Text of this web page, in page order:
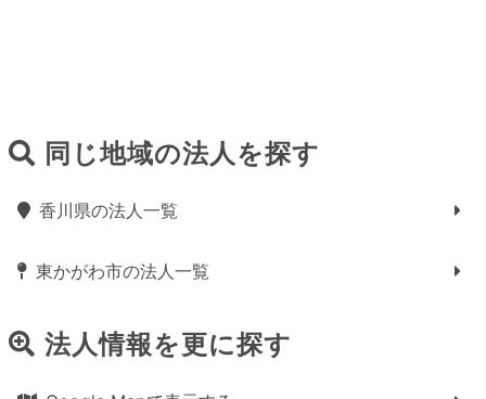
同じ地域の法人を探す
香川県の法人一覧
東かがわ市の法人一覧
法人情報を更に探す